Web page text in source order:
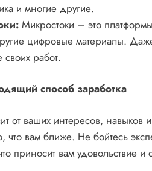
и многие другие.
Микростоки – это
цифровые материалы.
своих работ.
способ заработка
от ваших интересов,
что вам ближе. Не бойтесь
приносит вам удовольствие